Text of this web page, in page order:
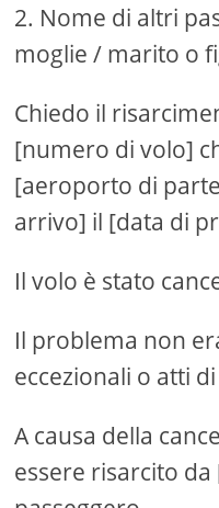
2. Nome di altri
moglie / marito o
Chiedo il
[numero di volo]
[aeroporto di
arrivo] il [data di
Il volo è stato
Il problema non
eccezionali o atti
A causa della
essere risarcito da